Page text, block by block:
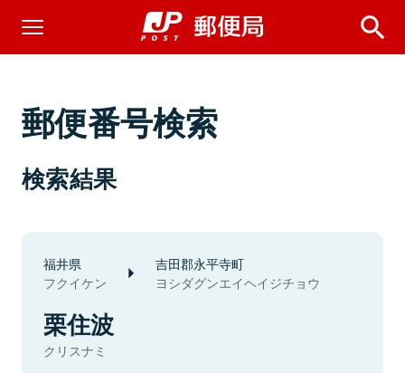
郵便番号検索
検索結果
福井県
フクイケン
吉田郡永平寺町
ヨシダグンエイヘイジチョウ
栗住波
クリスナミ